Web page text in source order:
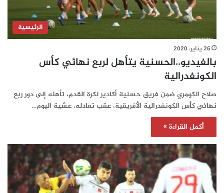
الرئيسية
26 يناير، 2020
بالفيديو..الحسنية يتأهل لربع نهائي كأس
الكونفدرالية
صلاح الكومري ضمن فريق حسنية أكادير لكرة القدم، تأهله إلى دور ربع
نهائي كأس الكونفدرالية الأفريقية، عقب تعادله، عشية اليوم…
أكمل القراءة »